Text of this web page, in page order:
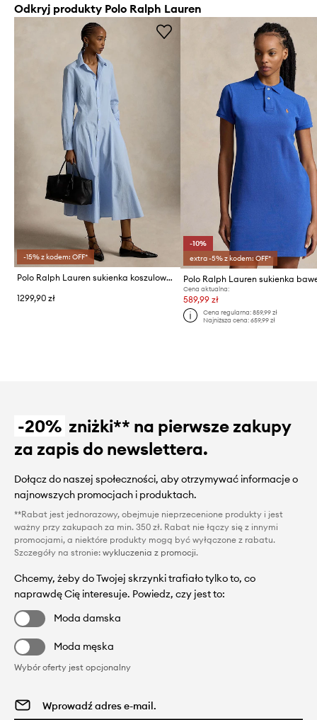
Odkryj produkty Polo Ralph Lauren
-15% z kodem: OFF*
Polo Ralph Lauren sukienka koszulowa bawełniana
1299,90 zł
-10%
extra -5% z kodem: OFF*
Cena aktualna:
589,99 zł
Cena regularna: 859,99 zł
Najniższa cena: 659,99 zł
-20% zniżki** na pierwsze zakupy
za zapis do newslettera.
Dołącz do naszej społeczności, aby otrzymywać informacje o
najnowszych promocjach i produktach.
**Rabat jest jednorazowy, obejmuje nieprzecenione produkty i jest
ważny przy zakupach za min. 350 zł. Rabat nie łączy się z innymi
promocjami, a niektóre produkty mogą być wyłączone z rabatu.
Szczegóły na stronie: wykluczenia z promocji.
Chcemy, żeby do Twojej skrzynki trafiało tylko to, co
naprawdę Cię interesuje. Powiedz, czy jest to:
Moda damska
Moda męska
Wybór oferty jest opcjonalny